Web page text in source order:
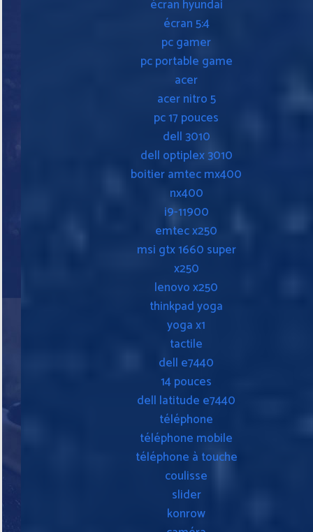
écran hyundai
écran 5:4
pc gamer
pc portable game
acer
acer nitro 5
pc 17 pouces
dell 3010
dell optiplex 3010
boitier amtec mx400
nx400
i9-11900
emtec x250
msi gtx 1660 super
x250
lenovo x250
thinkpad yoga
yoga x1
tactile
dell e7440
14 pouces
dell latitude e7440
téléphone
téléphone mobile
téléphone à touche
coulisse
slider
konrow